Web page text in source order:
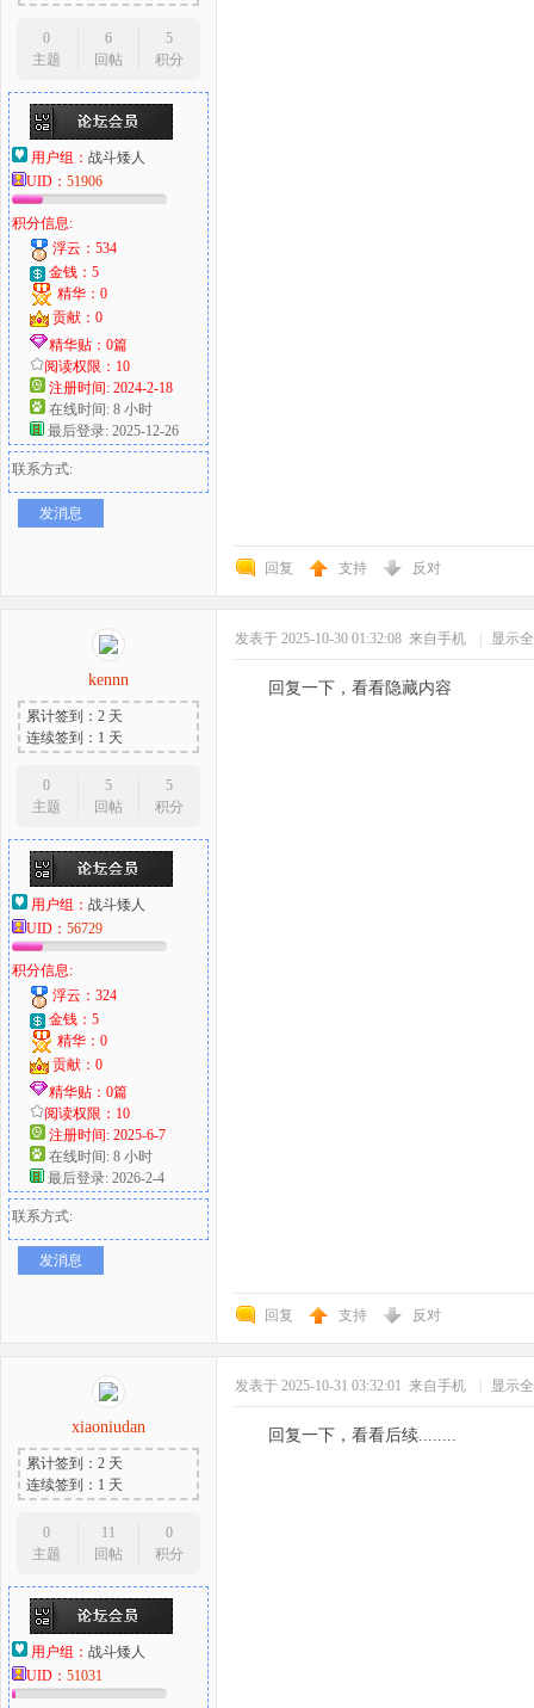
0
主题
6
回帖
5
积分
用户组： 战斗矮人
UID： 51906
积分信息:
浮云：534
金钱：5
精华：0
贡献：0
精华贴：0篇
阅读权限：10
注册时间: 2024-2-18
在线时间: 8 小时
最后登录: 2025-12-26
联系方式:
发消息
回复 支持 反对
kennn
累计签到：2 天
连续签到：1 天
0
主题
5
回帖
5
积分
用户组： 战斗矮人
UID： 56729
积分信息:
浮云：324
金钱：5
精华：0
贡献：0
精华贴：0篇
阅读权限：10
注册时间: 2025-6-7
在线时间: 8 小时
最后登录: 2026-2-4
联系方式:
发消息
发表于 2025-10-30 01:32:08 来自手机 显示
回复一下，看看隐藏内容
回复 支持 反对
xiaoniudan
累计签到：2 天
连续签到：1 天
0
主题
11
回帖
0
积分
用户组： 战斗矮人
UID： 51031
发表于 2025-10-31 03:32:01 来自手机 显示
回复一下，看看后续........